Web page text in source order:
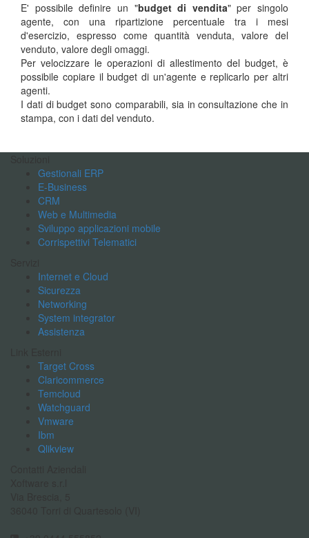
E' possibile definire un "budget di vendita" per singolo
agente, con una ripartizione percentuale tra i mesi
d'esercizio, espresso come quantità venduta, valore del
venduto, valore degli omaggi.
Per velocizzare le operazioni di allestimento del budget, è
possibile copiare il budget di un'agente e replicarlo per altri
agenti.
I dati di budget sono comparabili, sia in consultazione che in
stampa, con i dati del venduto.
Gestionali ERP
E-Business
CRM
Web e Multimedia
Sviluppo applicazioni mobile
Corrispettivi Telematici
Internet e Cloud
Sicurezza
Networking
System integrator
Assistenza
Target Cross
Claricommerce
Temcloud
Watchguard
Vmware
Ibm
Qlikview